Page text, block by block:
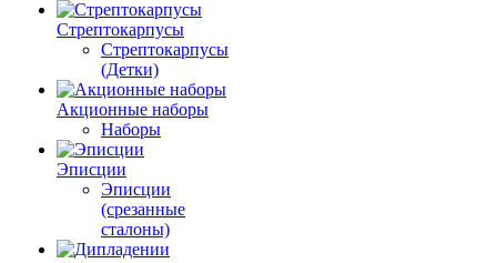
Стрептокарпусы
Стрептокарпусы
(Детки)
Акционные наборы
Наборы
Эписции
Эписции
(срезанные
сталоны)